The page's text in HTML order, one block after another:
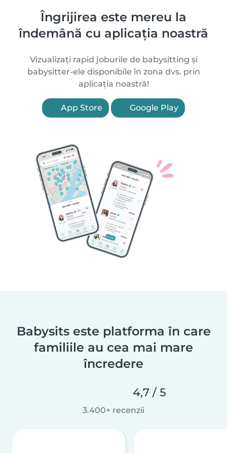
Îngrijirea este mereu la
îndemână cu aplicația noastră
Vizualizați rapid joburile de babysitting și
babysitter-ele disponibile în zona dvs. prin
aplicația noastră!
App Store Google Play
Babysits este platforma în care
familiile au cea mai mare
încredere
4,7 / 5
3.400+ recenzii